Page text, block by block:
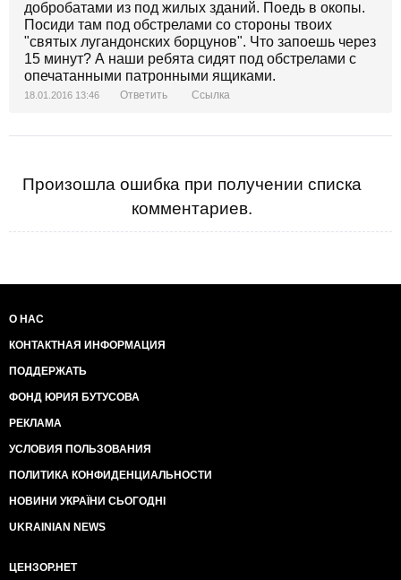
добробатами из под жилых зданий. Поедь в окопы.
Посиди там под обстрелами со стороны твоих
"святых лугандонских борцунов". Что запоешь через
15 минут? А наши ребята сидят под обстрелами с
опечатанными патронными ящиками.
18.01.2016 13:46 Ответить Ссылка
Произошла ошибка при получении списка
комментариев.
О НАС
КОНТАКТНАЯ ИНФОРМАЦИЯ
ПОДДЕРЖАТЬ
ФОНД ЮРИЯ БУТУСОВА
РЕКЛАМА
УСЛОВИЯ ПОЛЬЗОВАНИЯ
ПОЛИТИКА КОНФИДЕНЦИАЛЬНОСТИ
НОВИНИ УКРАЇНИ СЬОГОДНІ
UKRAINIAN NEWS
ЦЕНЗОР.НЕТ